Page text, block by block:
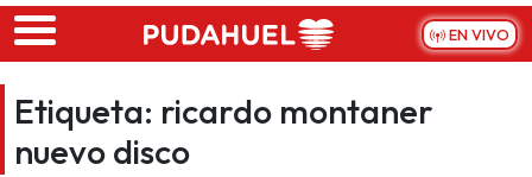
Skip to main content
EN VIVO
Etiqueta: ricardo montaner
nuevo disco